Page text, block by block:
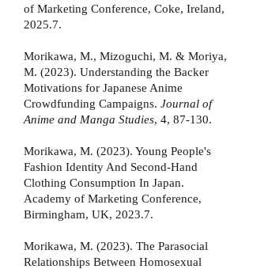
of Marketing Conference, Coke, Ireland,
2025.7.
Morikawa, M., Mizoguchi, M. & Moriya,
M. (2023). Understanding the Backer
Motivations for Japanese Anime
Crowdfunding Campaigns. Journal of
Anime and Manga Studies, 4, 87-130.
Morikawa, M. (2023). Young People's
Fashion Identity And Second-Hand
Clothing Consumption In Japan.
Academy of Marketing Conference,
Birmingham, UK, 2023.7.
Morikawa, M. (2023). The Parasocial
Relationships Between Homosexual